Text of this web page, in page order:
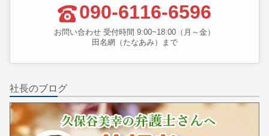
090-6116-6596
お問い合わせ 受付時間 9:00~18:00（月～金）
田名網（たなあみ）まで
社長のブログ